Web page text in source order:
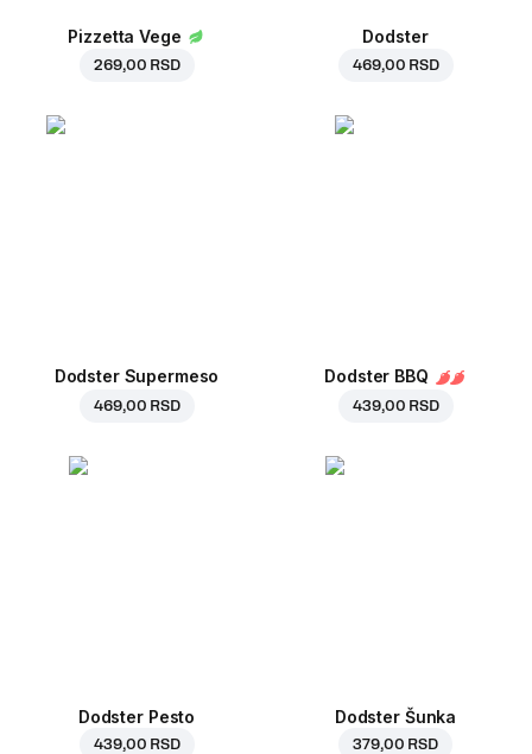
Pizzetta Vege
269,00 RSD
Dodster
469,00 RSD
Dodster Supermeso
469,00 RSD
Dodster BBQ
439,00 RSD
Dodster Pesto
439,00 RSD
Dodster Šunka
379,00 RSD